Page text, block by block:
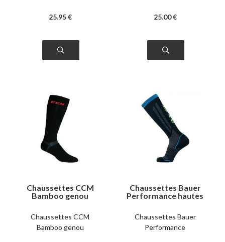
25.95 € 25.00 €
Chaussettes CCM
Bamboo genou
Chaussettes CCM
Bamboo genou
Chaussettes Bauer
Performance hautes
Chaussettes Bauer
Performance